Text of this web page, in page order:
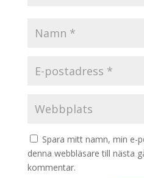
Spara mitt namn, min e-
denna webbläsare till nästa
kommentar.